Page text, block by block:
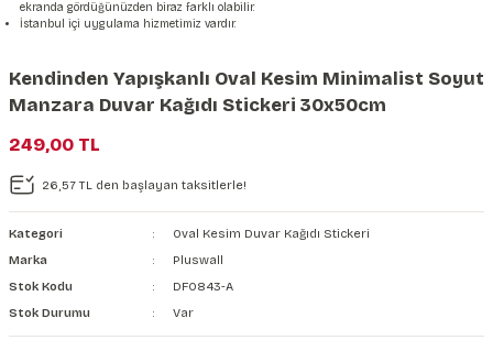
Kağıdı
Seti
ekranda gördüğünüzden biraz farklı olabilir.
İstanbul içi uygulama hizmetimiz vardır.
Kendinden Yapışkanlı Oval Kesim Minimalist Soyut
Manzara Duvar Kağıdı Stickeri 30x50cm
249,00 TL
26,57 TL den başlayan taksitlerle!
Kategori
Oval Kesim Duvar Kağıdı Stickeri
Marka
Pluswall
Stok Kodu
DF0843-A
Stok Durumu
Var